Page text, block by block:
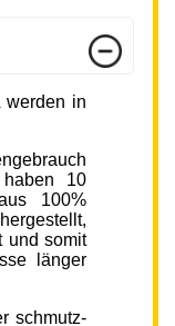
werden in
10
100%
und somit
länger
schmutz-